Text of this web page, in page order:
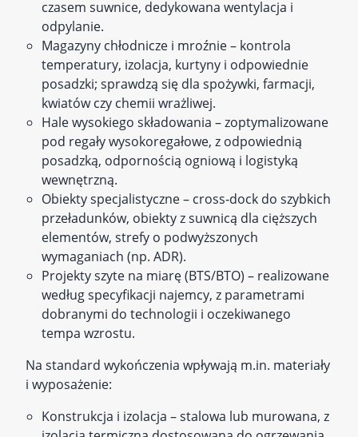
czasem suwnice, dedykowana wentylacja i
odpylanie.
Magazyny chłodnicze i mroźnie – kontrola
temperatury, izolacja, kurtyny i odpowiednie
posadzki; sprawdzą się dla spożywki, farmacji,
kwiatów czy chemii wrażliwej.
Hale wysokiego składowania – zoptymalizowane
pod regały wysokoregałowe, z odpowiednią
posadzką, odpornością ogniową i logistyką
wewnętrzną.
Obiekty specjalistyczne – cross‑dock do szybkich
przeładunków, obiekty z suwnicą dla cięższych
elementów, strefy o podwyższonych
wymaganiach (np. ADR).
Projekty szyte na miarę (BTS/BTO) – realizowane
według specyfikacji najemcy, z parametrami
dobranymi do technologii i oczekiwanego
tempa wzrostu.
Na standard wykończenia wpływają m.in. materiały
i wyposażenie:
Konstrukcja i izolacja – stalowa lub murowana, z